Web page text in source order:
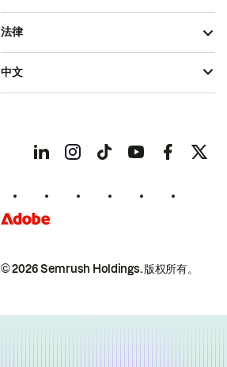
© 2026 Semrush Holdings.版权所有。
法律
中文